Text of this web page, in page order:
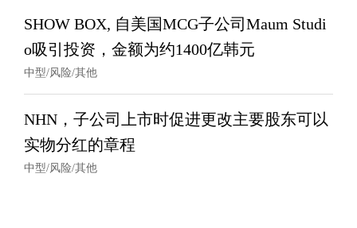
SHOW BOX, 自美国MCG子公司Maum Studi
o吸引投资，金额为约1400亿韩元
中型/风险/其他
NHN，子公司上市时促进更改主要股东可以
实物分红的章程
中型/风险/其他